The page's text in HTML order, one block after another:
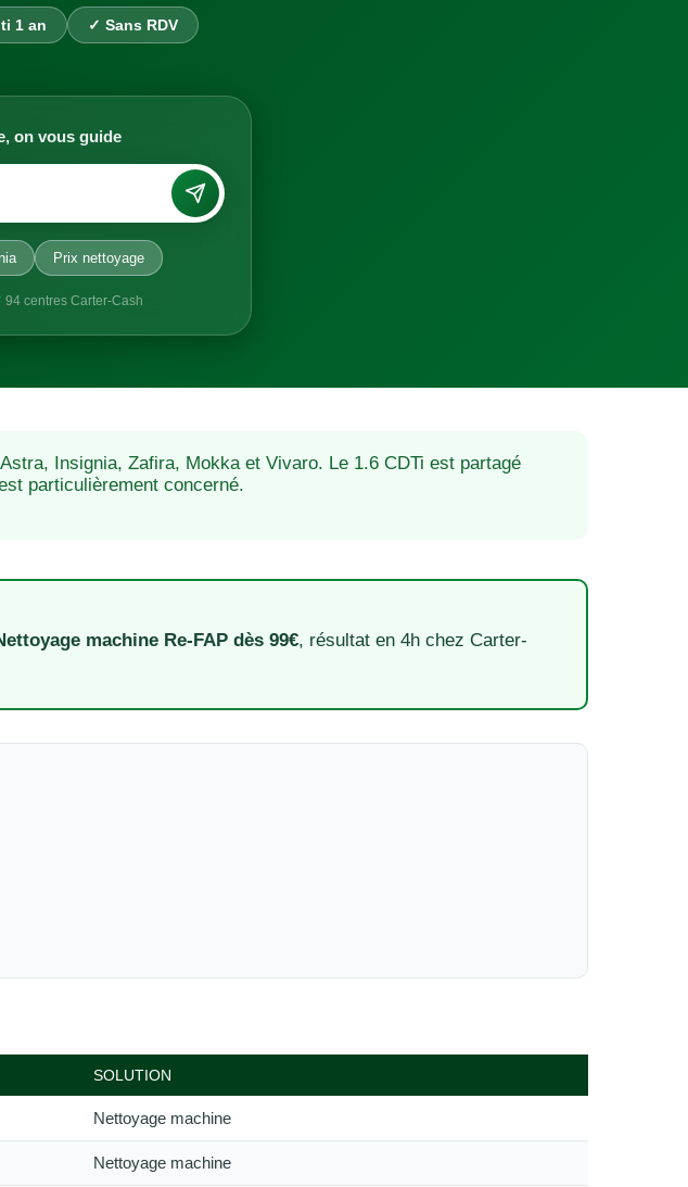
1 an ✓ Sans RDV
on vous guide
Prix nettoyage
94 centres Carter-Cash
Insignia, Zafira, Mokka et Vivaro. Le 1.6 CDTi est partagé
particulièrement concerné.
machine Re-FAP dès 99€, résultat en 4h chez Carter-
SOLUTION
Nettoyage machine
Nettoyage machine